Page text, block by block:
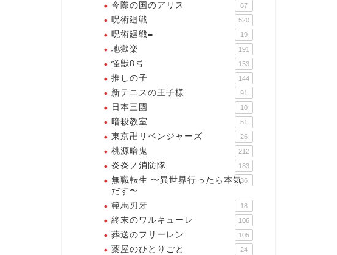
今際の国のアリス 67
呪術廻戦 520
呪術廻戦≡ 19
地獄楽 191
怪獣8号 153
推しの子 144
新テニスの王子様 91
日本三國 10
暗殺教室 51
東京卍リベンジャーズ 26
桃源暗鬼 212
炎炎ノ消防隊 183
無職転生 〜異世界行ったら本気
だす〜
36
範馬刃牙 18
終末のワルキューレ 106
葬送のフリーレン 105
薬屋のひとりごと 24